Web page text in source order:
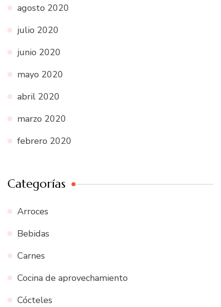
agosto 2020
julio 2020
junio 2020
mayo 2020
abril 2020
marzo 2020
febrero 2020
Categorías
Arroces
Bebidas
Carnes
Cocina de aprovechamiento
Cócteles